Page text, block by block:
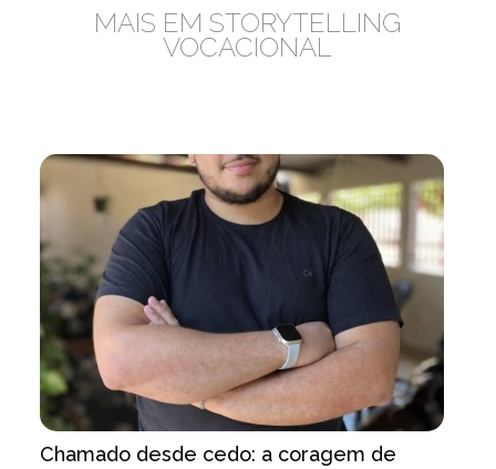
MAIS EM STORYTELLING
VOCACIONAL
Chamado desde cedo: a coragem de